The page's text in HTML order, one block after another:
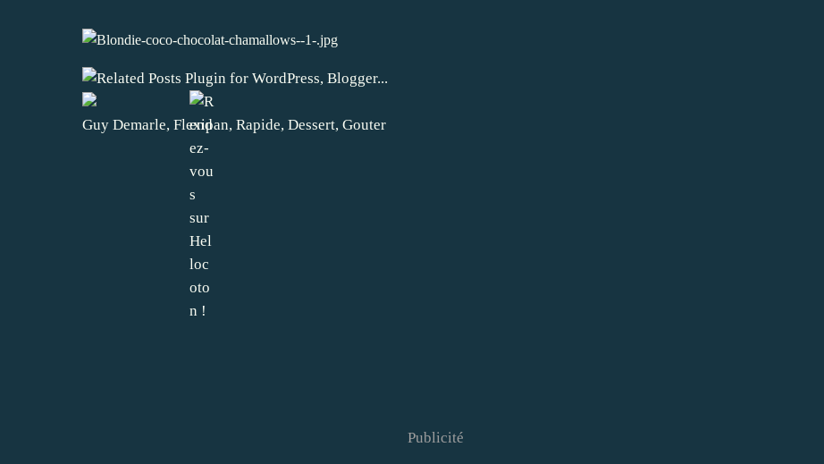
Guy Demarle, Flexipan, Rapide, Dessert, Gouter
Publicité